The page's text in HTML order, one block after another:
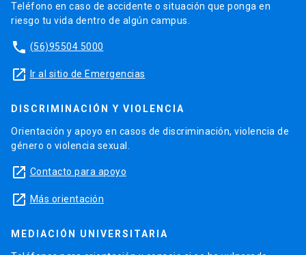
Teléfono en caso de accidente o situación que ponga en
riesgo tu vida dentro de algún campus.
phone (56)95504 5000
launch Ir al sitio de Emergencias
DISCRIMINACIÓN Y VIOLENCIA
Orientación y apoyo en casos de discriminación, violencia de
género o violencia sexual.
launch Contacto para apoyo
launch Más orientación
MEDIACIÓN UNIVERSITARIA